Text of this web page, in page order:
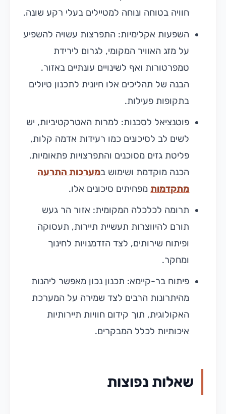
חוויה בטוחה ונוחה למטיילים בעלי רקע שונה.
השפעות אקלימיות: התפרצות עשויה להשפיע
על מזג האוויר המקומי, לגרום לירידת
טמפרטורות ואף לשינויים עונתיים באזור.
הבנה של תהליכים אלו חיונית לתכנון טיולים
בתקופות פעילות.
פוטנציאל לסכנות: למרות האטרקטיביות, יש
לשים לב לסיכונים כמו רעידות אדמה קלות,
פליטת גזים מסוכנים והתפרצויות פתאומיות.
הכנה מוקדמת ושימוש במערכות התרעה
מתקדמותמפחיתים סיכונים אלו.
תרומה לכלכלה המקומית: אזור הר געש
תורם להיווצרות תעשיית תיירות, תעסוקה
ופיתוח שירותים, לצד הזדמנויות לחינוך
ומחקר.
פיתוח בר-קיימא: תכנון נכון מאפשר ליהנות
מהיתרונות הרבים לצד שמירה על המערכת
האקולוגית, תוך קידום חוויות תיירותיות
איכותיות לכלל המבקרים.
שאלות נפוצות